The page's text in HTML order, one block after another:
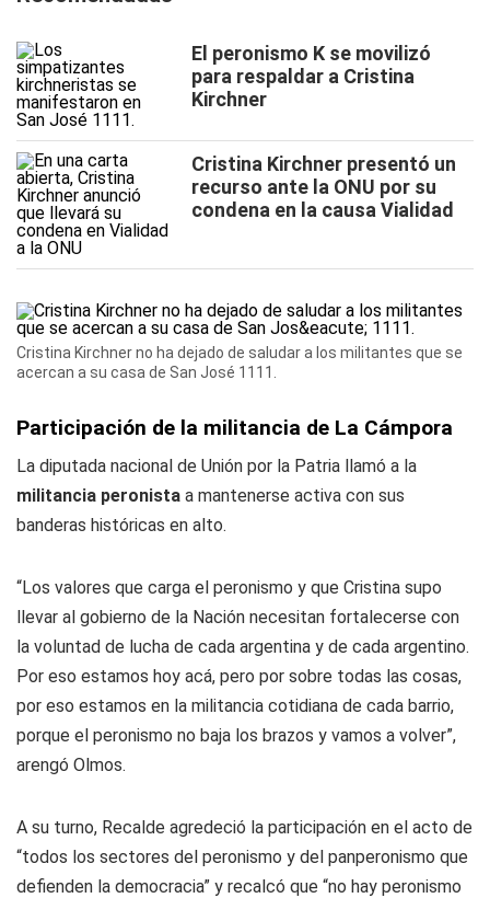
El peronismo K se movilizó
para respaldar a Cristina
Kirchner
Cristina Kirchner presentó un
recurso ante la ONU por su
condena en la causa Vialidad
Cristina Kirchner no ha dejado de saludar a los militantes que se
acercan a su casa de San José 1111.
Participación de la militancia de La Cámpora
La diputada nacional de Unión por la Patria llamó a la
militancia peronista a mantenerse activa con sus
banderas históricas en alto.
“Los valores que carga el peronismo y que Cristina supo
llevar al gobierno de la Nación necesitan fortalecerse con
la voluntad de lucha de cada argentina y de cada argentino.
Por eso estamos hoy acá, pero por sobre todas las cosas,
por eso estamos en la militancia cotidiana de cada barrio,
porque el peronismo no baja los brazos y vamos a volver”,
arengó Olmos.
A su turno, Recalde agredeció la participación en el acto de
“todos los sectores del peronismo y del panperonismo que
defienden la democracia” y recalcó que “no hay peronismo